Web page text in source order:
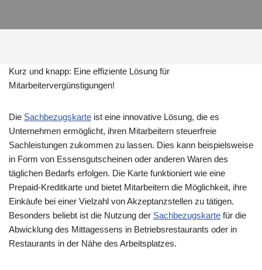
Kurz und knapp: Eine effiziente Lösung für
Mitarbeitervergünstigungen!
Die Sachbezugskarte ist eine innovative Lösung, die es
Unternehmen ermöglicht, ihren Mitarbeitern steuerfreie
Sachleistungen zukommen zu lassen. Dies kann beispielsweise
in Form von Essensgutscheinen oder anderen Waren des
täglichen Bedarfs erfolgen. Die Karte funktioniert wie eine
Prepaid-Kreditkarte und bietet Mitarbeitern die Möglichkeit, ihre
Einkäufe bei einer Vielzahl von Akzeptanzstellen zu tätigen.
Besonders beliebt ist die Nutzung der Sachbezugskarte für die
Abwicklung des Mittagessens in Betriebsrestaurants oder in
Restaurants in der Nähe des Arbeitsplatzes.